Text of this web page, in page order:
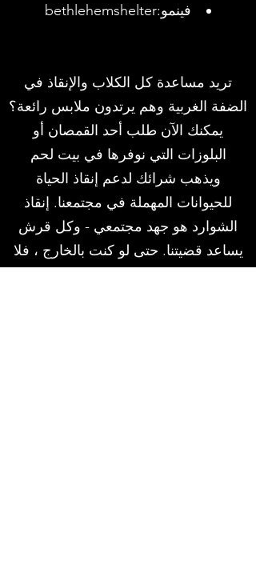
فينمو:bethlehemshelter
تريد مساعدة كل الكلاب والإنقاذ في
الضفة الغربية وهم يرتدون ملابس رائعة؟
يمكنك الآن طلب أحد القمصان أو
البلوزات التي نوفرها في بيت لحم
ويذهب شرائك لدعم إنقاذ الحياة
للحيوانات المهملة في مجتمعنا. إنقاذ
الشوارد هو جهد مجتمعي - وكل قرش
يساعد قضيتنا. حتى لو كنت بالخارج ، فلا